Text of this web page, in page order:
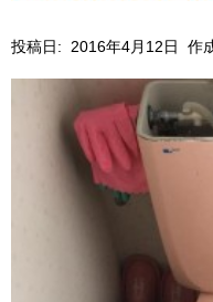
投稿日: 2016年4月12日 作